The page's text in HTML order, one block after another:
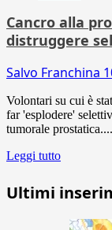
Cancro alla
distruggere
Salvo Franchina
Volontari su cui è
far 'esplodere'
tumorale prostatica....
Leggi tutto
Ultimi